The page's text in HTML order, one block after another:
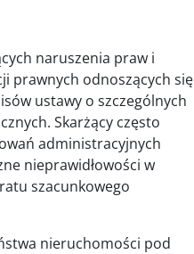
naruszenia praw i
prawnych odnoszących się
ustawy o szczególnych
Skarżący często
administracyjnych
nieprawidłowości w
szacunkowego
nieruchomości pod